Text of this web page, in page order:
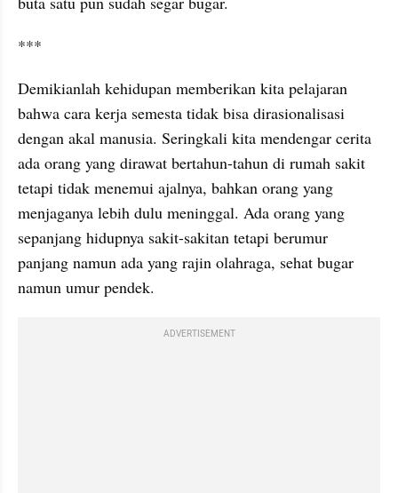
***
Demikianlah kehidupan memberikan kita pelajaran
bahwa cara kerja semesta tidak bisa dirasionalisasi
dengan akal manusia. Seringkali kita mendengar cerita
ada orang yang dirawat bertahun-tahun di rumah sakit
tetapi tidak menemui ajalnya, bahkan orang yang
menjaganya lebih dulu meninggal. Ada orang yang
sepanjang hidupnya sakit-sakitan tetapi berumur
panjang namun ada yang rajin olahraga, sehat bugar
namun umur pendek.
ADVERTISEMENT